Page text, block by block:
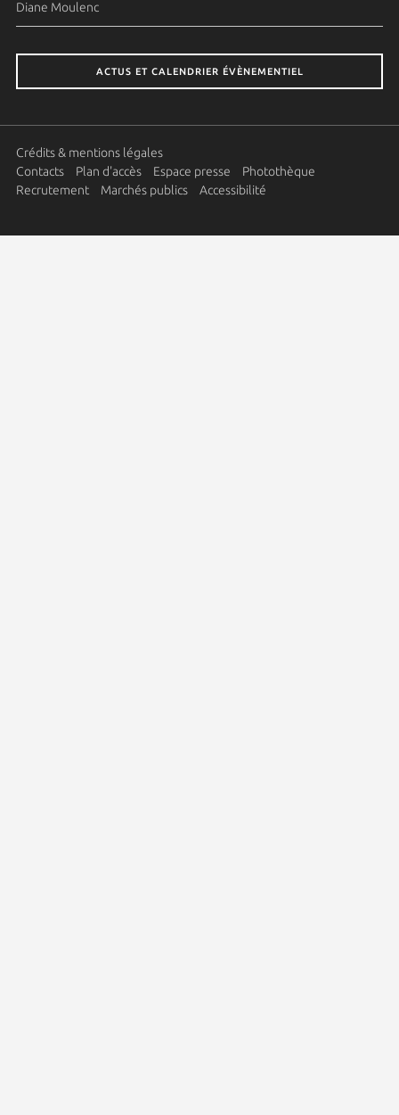
Diane Moulenc
ACTUS ET CALENDRIER ÉVÈNEMENTIEL
Crédits & mentions légales
Contacts
Plan d'accès Espace presse
Photothèque
Recrutement
Marchés publics Accessibilité